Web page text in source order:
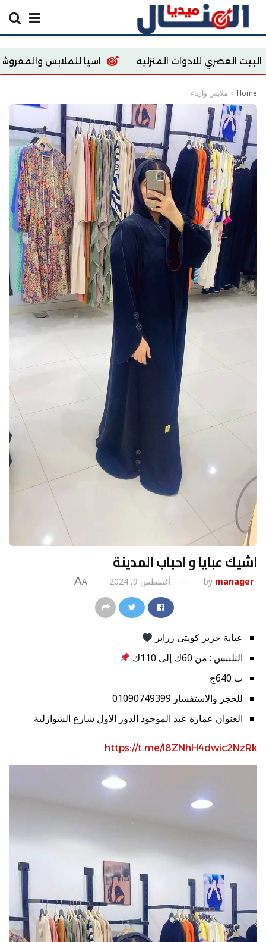
المنزليه اسيا للملابس والمفروشات
Home ملابس وازياء
اشيك عبايا و احباب المدينة
by manager أغسطس 9, 2024 A
A
عباية حرير كويتى زراير
التلبيس : من 60ك إلى 110ك
ب 640ج
للحجز والاستفسار 01090749399
العنوان عمارة عبد الموجود الدور الاول شارع الشوازلية
https://t.me/l8ZNhH4dwic2NzRk